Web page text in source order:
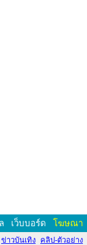
เว็บบอร์ด โฆษณา
ข่าวบันเทิง คลิป-ตัวอย่าง